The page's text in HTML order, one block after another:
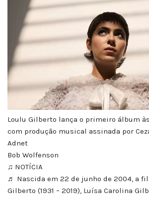
Loulu Gilberto lança o primeiro álbum
com produção musical assinada por
Adnet
Bob Wolfenson
♫ NOTÍCIA
♬ Nascida em 22 de junho de 2004, a
Gilberto (1931 – 2019), Luísa Carolina